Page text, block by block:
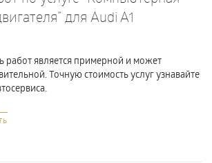
для Audi A1
работ является примерной и может
Точную стоимость услуг узнавайте